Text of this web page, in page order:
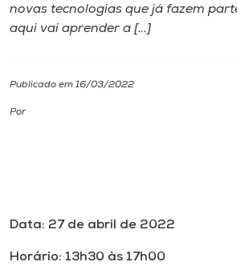
Internacionalização
novas tecnologias que já fazem
aqui vai aprender a […]
Publicado em 16/03/2022
Por
Data: 27 de abril de 2022
Horário: 13h30 às 17h00